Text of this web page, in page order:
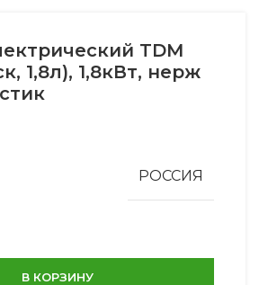
TDM
1,8л), 1,8кВт, нерж
РОССИЯ
В КОРЗИНУ